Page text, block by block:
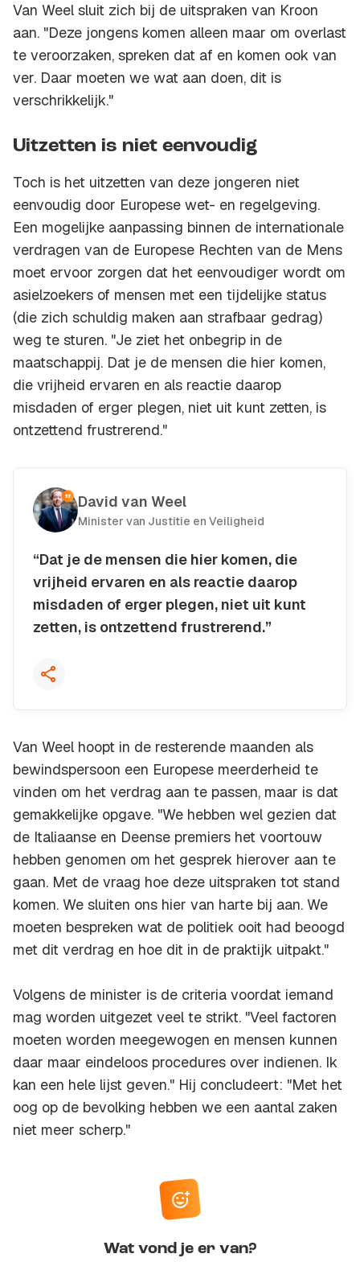
Van Weel sluit zich bij de uitspraken van Kroon
aan. "Deze jongens komen alleen maar om overlast
te veroorzaken, spreken dat af en komen ook van
ver. Daar moeten we wat aan doen, dit is
verschrikkelijk."
Uitzetten is niet eenvoudig
Toch is het uitzetten van deze jongeren niet
eenvoudig door Europese wet- en regelgeving.
Een mogelijke aanpassing binnen de internationale
verdragen van de Europese Rechten van de Mens
moet ervoor zorgen dat het eenvoudiger wordt om
asielzoekers of mensen met een tijdelijke status
(die zich schuldig maken aan strafbaar gedrag)
weg te sturen. "Je ziet het onbegrip in de
maatschappij. Dat je de mensen die hier komen,
die vrijheid ervaren en als reactie daarop
misdaden of erger plegen, niet uit kunt zetten, is
ontzettend frustrerend."
David van Weel
Minister van Justitie en Veiligheid
“Dat je de mensen die hier komen, die
vrijheid ervaren en als reactie daarop
misdaden of erger plegen, niet uit kunt
zetten, is ontzettend frustrerend.”
Kopieer quote
Van Weel hoopt in de resterende maanden als
bewindspersoon een Europese meerderheid te
vinden om het verdrag aan te passen, maar is dat
gemakkelijke opgave. "We hebben wel gezien dat
de Italiaanse en Deense premiers het voortouw
hebben genomen om het gesprek hierover aan te
gaan. Met de vraag hoe deze uitspraken tot stand
komen. We sluiten ons hier van harte bij aan. We
moeten bespreken wat de politiek ooit had beoogd
met dit verdrag en hoe dit in de praktijk uitpakt."
Volgens de minister is de criteria voordat iemand
mag worden uitgezet veel te strikt. "Veel factoren
moeten worden meegewogen en mensen kunnen
daar maar eindeloos procedures over indienen. Ik
kan een hele lijst geven." Hij concludeert: "Met het
oog op de bevolking hebben we een aantal zaken
niet meer scherp."
Wat vond je er van?